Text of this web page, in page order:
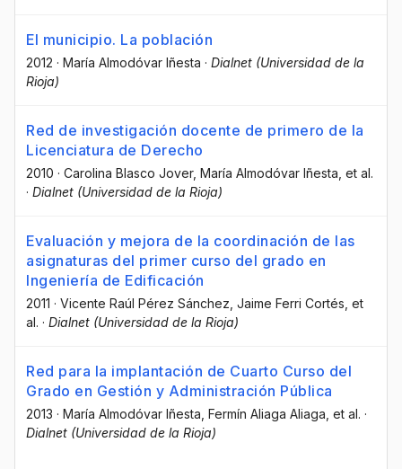
El municipio. La población
2012 · María Almodóvar Iñesta · Dialnet (Universidad de la
Rioja)
Red de investigación docente de primero de la
Licenciatura de Derecho
2010 · Carolina Blasco Jover, María Almodóvar Iñesta , et al.
· Dialnet (Universidad de la Rioja)
Evaluación y mejora de la coordinación de las
asignaturas del primer curso del grado en
Ingeniería de Edificación
2011 · Vicente Raúl Pérez Sánchez , Jaime Ferri Cortés , et
al. · Dialnet (Universidad de la Rioja)
Red para la implantación de Cuarto Curso del
Grado en Gestión y Administración Pública
2013 · María Almodóvar Iñesta , Fermín Aliaga Aliaga , et al. ·
Dialnet (Universidad de la Rioja)